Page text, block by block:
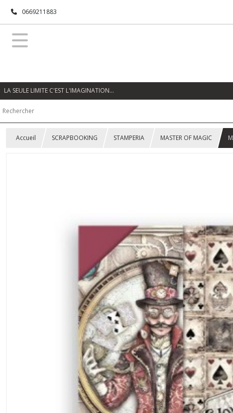
0669211883
LA SEULE LIMITE C'EST L'IMAGINATION…
Accueil SCRAPBOOKING STAMPERIA MASTER OF MAGIC